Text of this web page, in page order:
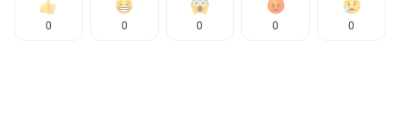
0 0 0 0 0